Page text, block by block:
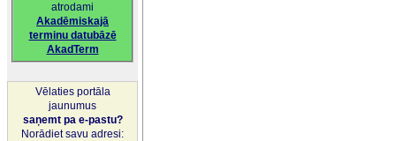
atrodami
Akadēmiskajā
terminu datubāzē
AkadTerm
Vēlaties portāla
jaunumus
saņemt pa e-pastu?
Norādiet savu adresi: